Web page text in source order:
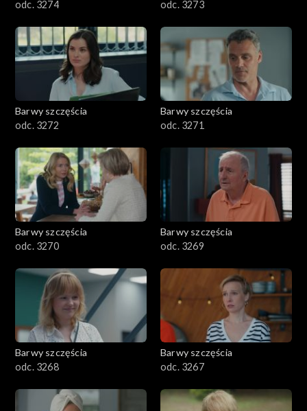
odc. 3274 odc. 3273
Barwy szczęścia
odc. 3272
Barwy szczęścia
odc. 3271
Barwy szczęścia
odc. 3270
Barwy szczęścia
odc. 3269
Barwy szczęścia
odc. 3268
Barwy szczęścia
odc. 3267